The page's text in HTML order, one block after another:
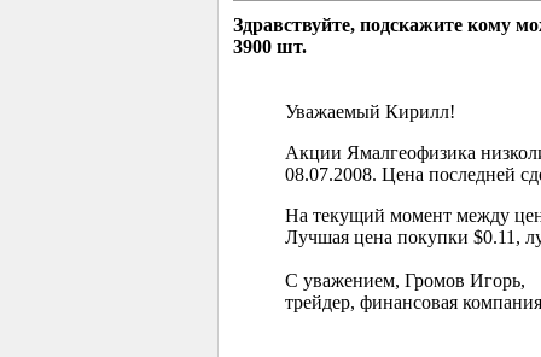
Здравствуйте, подскажите кому
3900 шт.
Уважаемый Кирилл!
Акции Ямалгеофизика
08.07.2008. Цена последней
На текущий момент между
Лучшая цена покупки $0.11,
С уважением, Громов Игорь,
трейдер, финансовая